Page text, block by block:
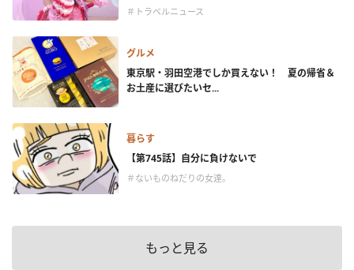
＃トラベルニュース
グルメ
東京駅・羽田空港でしか買えない！ 夏の帰省＆
お土産に選びたいセ...
暮らす
【第745話】自分に負けないで
＃ないものねだりの女達。
もっと見る